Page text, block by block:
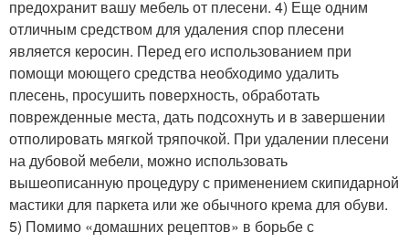
предохранит вашу мебель от плесени. 4) Еще одним
отличным средством для удаления спор плесени
является керосин. Перед его использованием при
помощи моющего средства необходимо удалить
плесень, просушить поверхность, обработать
поврежденные места, дать подсохнуть и в завершении
отполировать мягкой тряпочкой. При удалении плесени
на дубовой мебели, можно использовать
вышеописанную процедуру с применением скипидарной
мастики для паркета или же обычного крема для обуви.
5) Помимо «домашних рецептов» в борьбе с